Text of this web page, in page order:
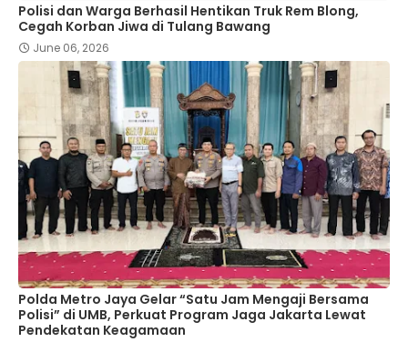
Polisi dan Warga Berhasil Hentikan Truk Rem Blong,
Cegah Korban Jiwa di Tulang Bawang
June 06, 2026
Polda Metro Jaya Gelar “Satu Jam Mengaji Bersama
Polisi” di UMB, Perkuat Program Jaga Jakarta Lewat
Pendekatan Keagamaan